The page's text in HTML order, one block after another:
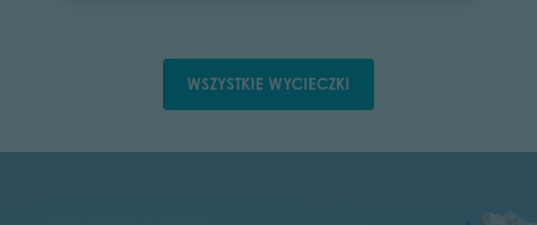
WSZYSTKIE WYCIECZKI